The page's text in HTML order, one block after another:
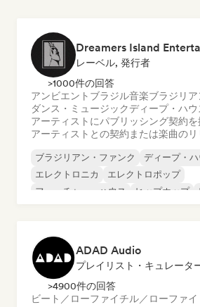
Dreamers Island
レーベル, 発行者
>1000件の回答
アンビエント ブラジル音楽ブラジリ
ダンス・ミュージックディープ・ハウ
アーティストにパブリッシング契約を
アーティストとの契約または楽曲のリ
ブラジリアン・ファンク
ディープ・ハ
エレクトロニカ
エレクトロポップ
フューチャー・ハウス
ヒップホップ
ADAD Audio
プレイリスト・キュレータ
>4900件の回答
ビート／ローファイチル／ローファ